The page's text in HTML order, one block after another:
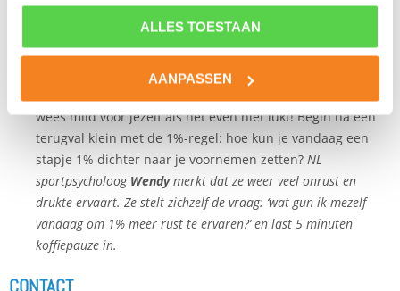
ALLES TOESTAAN
AANPASSEN
digitale planner of een papieren agenda?
Fase 5: Doorzetten.Heb geen alles-of-niets mentaliteit,
wees mild voor jezelf als het even niet lukt! Begin na een
terugval klein met de 1%-regel: hoe kun je vandaag een
stapje 1% dichter naar je voornemen zetten? NL
sportpsycholoog Wendymerkt dat ze weer veel onrust en
drukte ervaart. Ze stelt zichzelf de vraag: ‘wat gun ik mezelf
vandaag om 1% meer rust te ervaren?’ en last 5 minuten
koffiepauze in.